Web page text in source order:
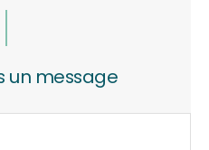
un message